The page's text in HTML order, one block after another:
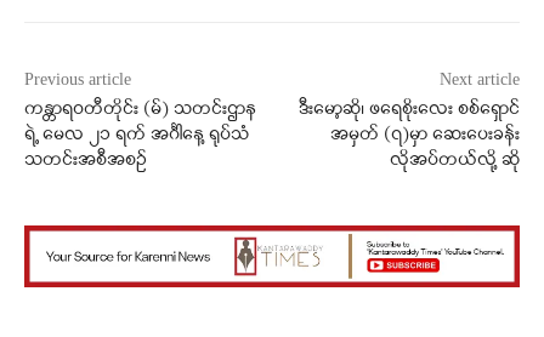
Previous article
ကန္တာရဝတီတိုင်း (မ်) သတင်းဌာန
ရဲ့ မေလ ၂၁ ရက် အင်္ဂါနေ့ ရုပ်သံ
သတင်းအစီအစဉ်
Next article
ဒီးမော့ဆို၊ ဖရေစိုးလေး စစ်ရှောင်
အမှတ် (၇)မှာ ဆေးပေးခန်း
လိုအပ်တယ်လို့ ဆို